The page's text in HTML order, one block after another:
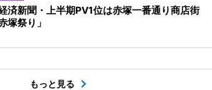
済新聞・上半期PV1位は赤塚一番通り商店街
塚祭り」
もっと見る